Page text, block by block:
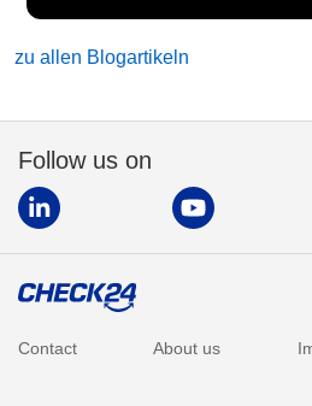
zu allen Blogartikeln
Follow us on
Contact About us